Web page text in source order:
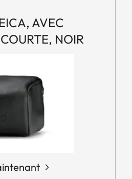
AVEC
NOIR